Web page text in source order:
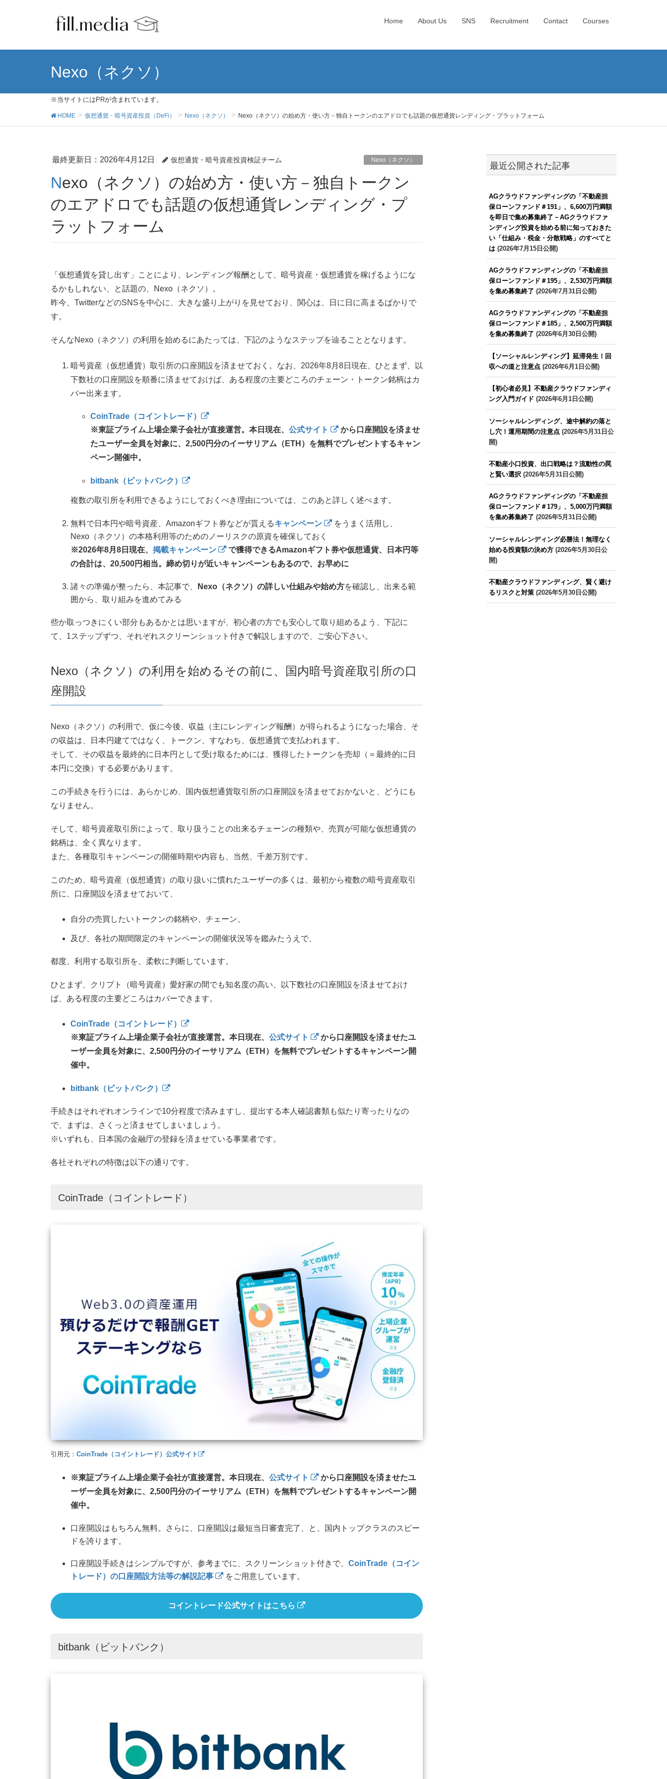
Home About Us SNS Recruitment Contact Courses
Nexo（ネクソ）
※当サイトにはPRが含まれています。
HOME 仮想通貨・暗号資産投資（DeFi） Nexo（ネクソ） Nexo（ネクソ）の始め方・使い方－独自トークンのエアドロでも話題の仮想通貨レンディング・プラットフォーム
最終更新日：2026年4月12日 仮想通貨・暗号資産投資検証チーム Nexo（ネクソ）
Nexo（ネクソ）の始め方・使い方－独自トークン
のエアドロでも話題の仮想通貨レンディング・プ
ラットフォーム
「仮想通貨を貸し出す」ことにより、レンディング報酬として、暗号資産・仮想通貨を稼げるようにな
るかもしれない、と話題の、Nexo（ネクソ）。
昨今、TwitterなどのSNSを中心に、大きな盛り上がりを見せており、関心は、日に日に高まるばかりで
す。
そんなNexo（ネクソ）の利用を始めるにあたっては、下記のようなステップを辿ることとなります。
暗号資産（仮想通貨）取引所の口座開設を済ませておく。なお、2026年8月8日現在、ひとまず、以
下数社の口座開設を順番に済ませておけば、ある程度の主要どころのチェーン・トークン銘柄はカ
バー出来ます。
CoinTrade（コイントレード）
※東証プライム上場企業子会社が直接運営。本日現在、 公式サイト
から口座開設を済ませ
たユーザー全員を対象に、2,500円分のイーサリアム（ETH）を無料でプレゼントするキャン
ペーン開催中。
bitbank（ビットバンク）
複数の取引所を利用できるようにしておくべき理由については、このあと詳しく述べます。
無料で日本円や暗号資産、Amazonギフト券などが貰えるキャンペーン
をうまく活用し、
Nexo（ネクソ）の本格利用等のためのノーリスクの原資を確保しておく
※2026年8月8日現在、 掲載キャンペーン
で獲得できるAmazonギフト券や仮想通貨、日本円等
の合計は、20,500円相当。締め切りが近いキャンペーンもあるので、お早めに
諸々の準備が整ったら、本記事で、 Nexo（ネクソ）の詳しい仕組みや始め方を確認し、出来る範
囲から、取り組みを進めてみる
些か取っつきにくい部分もあるかとは思いますが、初心者の方でも安心して取り組めるよう、下記に
て、1ステップずつ、それぞれスクリーンショット付きで解説しますので、ご安心下さい。
Nexo（ネクソ）の利用を始めるその前に、国内暗号資産取引所の口
座開設
Nexo（ネクソ）の利用で、仮に今後、収益（主にレンディング報酬）が得られるようになった場合、そ
の収益は、日本円建てではなく、トークン、すなわち、仮想通貨で支払われます。
そして、その収益を最終的に日本円として受け取るためには、獲得したトークンを売却（＝最終的に日
本円に交換）する必要があります。
この手続きを行うには、あらかじめ、国内仮想通貨取引所の口座開設を済ませておかないと、どうにも
なりません。
そして、暗号資産取引所によって、取り扱うことの出来るチェーンの種類や、売買が可能な仮想通貨の
銘柄は、全く異なります。
また、各種取引キャンペーンの開催時期や内容も、当然、千差万別です。
このため、暗号資産（仮想通貨）の取り扱いに慣れたユーザーの多くは、最初から複数の暗号資産取引
所に、口座開設を済ませておいて、
自分の売買したいトークンの銘柄や、チェーン、
及び、各社の期間限定のキャンペーンの開催状況等を鑑みたうえで、
都度、利用する取引所を、柔軟に判断しています。
ひとまず、クリプト（暗号資産）愛好家の間でも知名度の高い、以下数社の口座開設を済ませておけ
ば、ある程度の主要どころはカバーできます。
CoinTrade（コイントレード）
※東証プライム上場企業子会社が直接運営。本日現在、 公式サイト
から口座開設を済ませたユ
ーザー全員を対象に、2,500円分のイーサリアム（ETH）を無料でプレゼントするキャンペーン開
催中。
bitbank（ビットバンク）
手続きはそれぞれオンラインで10分程度で済みますし、提出する本人確認書類も似たり寄ったりなの
で、まずは、さくっと済ませてしまいましょう。
※いずれも、日本国の金融庁の登録を済ませている事業者です。
各社それぞれの特徴は以下の通りです。
CoinTrade（コイントレード）
引用元： CoinTrade（コイントレード）公式サイト
※東証プライム上場企業子会社が直接運営。本日現在、 公式サイト
から口座開設を済ませたユ
ーザー全員を対象に、2,500円分のイーサリアム（ETH）を無料でプレゼントするキャンペーン開
催中。
口座開設はもちろん無料。さらに、口座開設は最短当日審査完了、と、国内トップクラスのスピー
ドを誇ります。
口座開設手続きはシンプルですが、参考までに、スクリーンショット付きで、 CoinTrade（コイン
トレード）の口座開設方法等の解説記事
をご用意しています。
コイントレード公式サイトはこちら
bitbank（ビットバンク）
最近公開された記事
AGクラウドファンディングの「不動産担
保ローンファンド＃191」、6,600万円満額
を即日で集め募集終了－AGクラウドファ
ンディング投資を始める前に知っておきた
い「仕組み・税金・分散戦略」のすべてと
は(2026年7月15日公開)
AGクラウドファンディングの「不動産担
保ローンファンド＃195」、2,530万円満額
を集め募集終了 (2026年7月31日公開)
AGクラウドファンディングの「不動産担
保ローンファンド＃185」、2,500万円満額
を集め募集終了 (2026年6月30日公開)
【ソーシャルレンディング】延滞発生！回
収への道と注意点(2026年6月1日公開)
【初心者必見】不動産クラウドファンディ
ング入門ガイド (2026年6月1日公開)
ソーシャルレンディング、途中解約の落と
し穴！運用期間の注意点(2026年5月31日公
開)
不動産小口投資、出口戦略は？流動性の罠
と賢い選択(2026年5月31日公開)
AGクラウドファンディングの「不動産担
保ローンファンド＃179」、5,000万円満額
を集め募集終了 (2026年5月31日公開)
ソーシャルレンディング必勝法！無理なく
始める投資額の決め方(2026年5月30日公
開)
不動産クラウドファンディング、賢く避け
るリスクと対策(2026年5月30日公開)